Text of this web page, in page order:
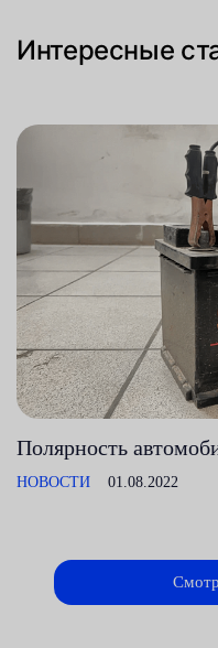
Интересные
Полярность
НОВОСТИ 01.08.2022